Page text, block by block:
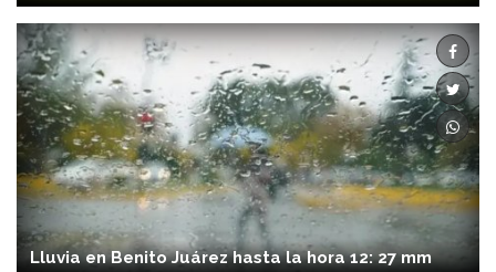
Lluvia en Benito Juárez hasta la hora 12: 27 mm